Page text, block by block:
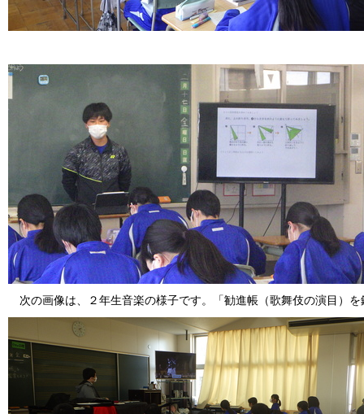
次の画像は、２年生音楽の様子です。「勧進帳（歌舞伎の演目）